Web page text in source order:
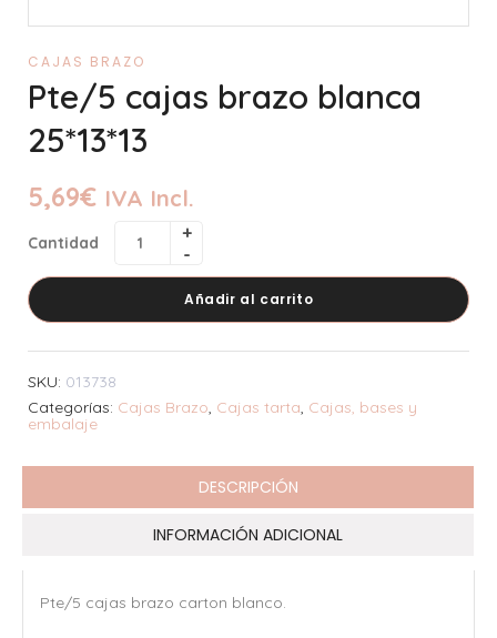
CAJAS BRAZO
Pte/5 cajas brazo blanca
25*13*13
5,69€ IVA Incl.
Cantidad
Añadir al carrito
SKU: 013738
Categorías: Cajas Brazo, Cajas tarta, Cajas, bases y
embalaje
DESCRIPCIÓN
INFORMACIÓN ADICIONAL
Pte/5 cajas brazo carton blanco.